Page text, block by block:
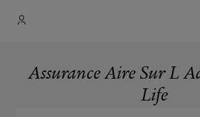
Assurance Aire Sur L
Life